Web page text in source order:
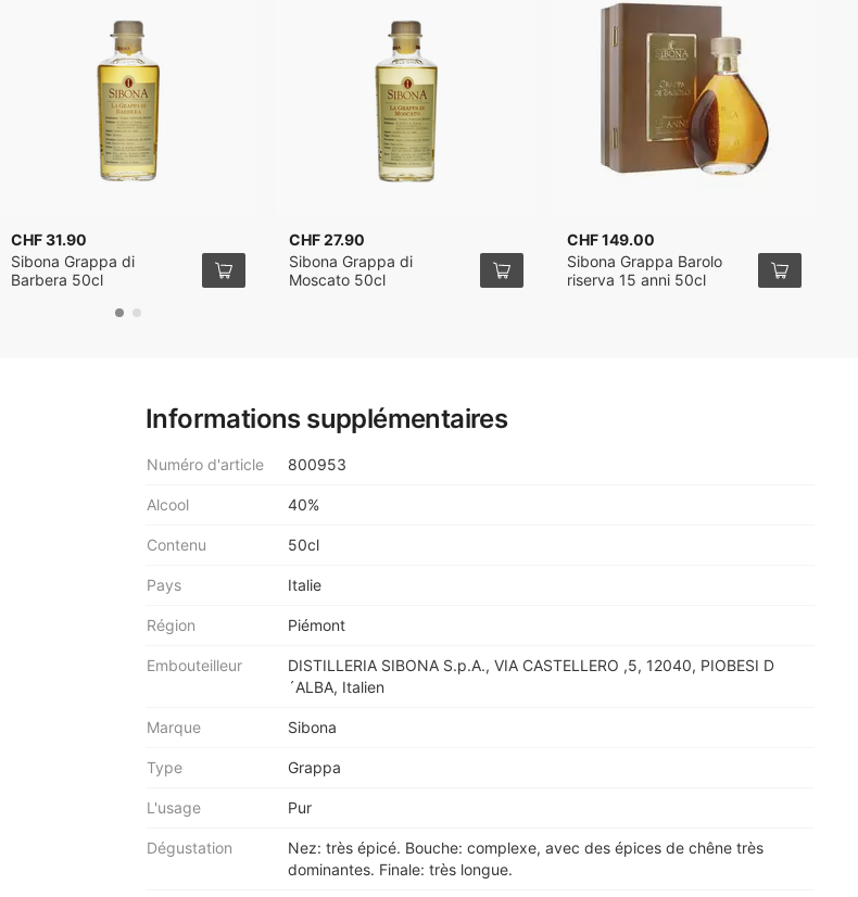
Informations supplémentaires
Numéro d'article 800953
Alcool 40%
Contenu 50cl
Pays Italie
Région Piémont
Embouteilleur
DISTILLERIA SIBONA S.p.A., VIA CASTELLERO ,5, 12040, PIOBESI D
´ALBA, Italien
Marque Sibona
Type Grappa
L'usage Pur
Dégustation
Nez: très épicé. Bouche: complexe, avec des épices de chêne très
dominantes. Finale: très longue.
CHF 31.90
Sibona Grappa di
Barbera 50cl
CHF 27.90
Sibona Grappa di
Moscato 50cl
CHF 149.00
Sibona Grappa Barolo
riserva 15 anni 50cl